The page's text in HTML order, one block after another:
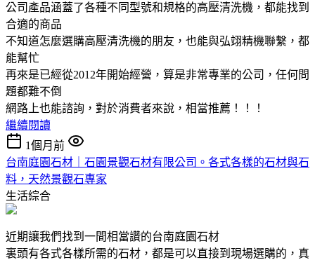
公司產品涵蓋了各種不同型號和規格的高壓清洗機，都能找到
合適的商品
不知道怎麼選購高壓清洗機的朋友，也能與弘翊精機聯繫，都
能幫忙
再來是已經從2012年開始經營，算是非常專業的公司，任何問
題都難不倒
網路上也能諮詢，對於消費者來說，相當推薦！！！
繼續閱讀
1個月前
台南庭園石材｜石園景觀石材有限公司。各式各樣的石材與石
料，天然景觀石專家
生活綜合
近期讓我們找到一間相當讚的台南庭園石材
裏頭有各式各樣所需的石材，都是可以直接到現場選購的，真